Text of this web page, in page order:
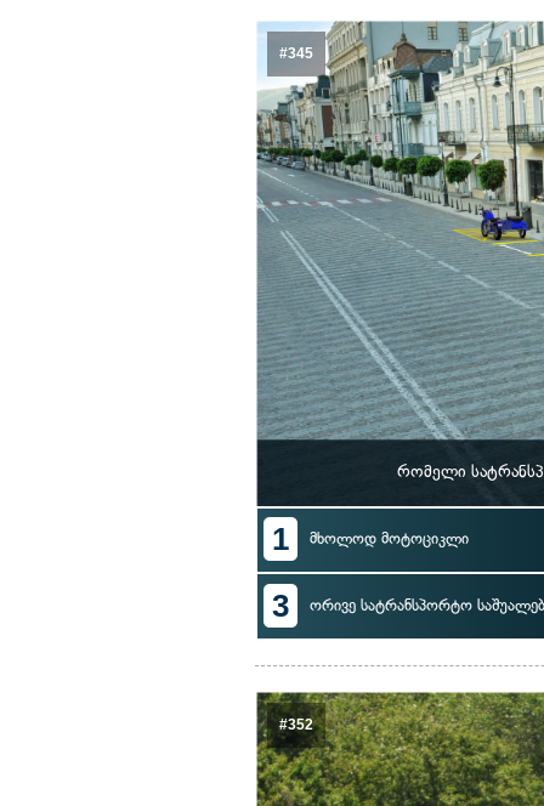
#345
რომელი
1 მხოლოდ მოტოციკლი
3 ორივე სატრანსპორტო
#352